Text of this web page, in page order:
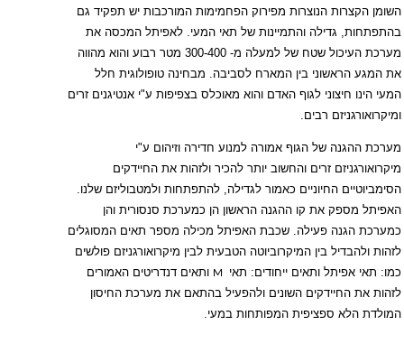
השומן הקצרות הנוצרות מפירוק הפחמימות המורכבות יש תפקיד גם
בהתפתחות, גדילה והתמיינות של תאי המעי. לאפיתל המכסה את
מערכת העיכול שטח של למעלה מ- 300-400 מטר רבוע והוא מהווה
את המגע הראשוני בין המארח לסביבה. מבחינה טופולוגית חלל
המעי הינו חיצוני לגוף האדם והוא מאוכלס בצפיפות ע"י אנטיגנים זרים
ומיקרואורגניזם רבים.
מערכת ההגנה של הגוף אמורה למנוע חדירה וזיהום ע"י
מיקרואורגניזם זרים והחשוב יותר להכיר ולזהות את החיידקים
הסימביוטיים החיוניים כאמור לגדילה, להתפתחות ולמטבוליזם שלנו.
האפיתל מספק את קו ההגנה הראשון הן כמערכת סנסורית והן
כמערכת הגנה פעילה. שכבת האפיתל מכילה מספר תאים המסוגלים
לזהות ולהבדיל בין המיקרוביוטה הטבעית לבין מיקרואורגניזם פולשים
כמו: תאי אפיתל ותאים ייחודים: תאי
M ותאים דנדריטים האמורים
לזהות את החיידקים השונים ולהפעיל בהתאם את מערכת החיסון
המולדת הלא ספציפית המפותחות במעי.